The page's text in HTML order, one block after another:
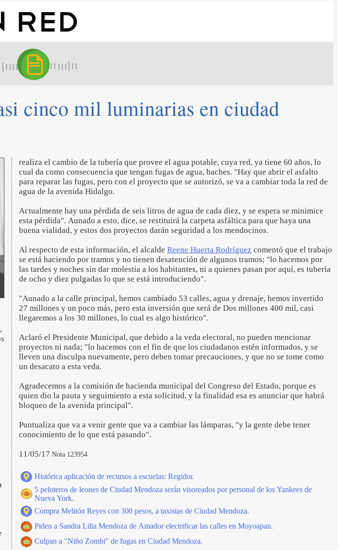
cinco mil luminarias en ciudad
realiza el cambio de la tubería que provee el agua potable, cuya red, ya tiene 60 años, lo
cual da como consecuencia que tengan fugas de agua, baches. "Hay que abrir el asfalto
para reparar las fugas, pero con el proyecto que se autorizó, se va a cambiar toda la red de
agua de la avenida Hidalgo.
Actualmente hay una pérdida de seis litros de agua de cada diez, y se espera se minimice
esta pérdida". Aunado a esto, dice, se restituirá la carpeta asfáltica para que haya una
buena vialidad, y estos dos proyectos darán seguridad a los mendocinos.
Al respecto de esta información, el alcalde Reene Huerta Rodríguez comentó que el trabajo
se está haciendo por tramos y no tienen desatención de algunos tramos; "lo hacemos por
las tardes y noches sin dar molestia a los habitantes, ni a quienes pasan por aquí, es tubería
de ocho y diez pulgadas lo que se está introduciendo".
"Aunado a la calle principal, hemos cambiado 53 calles, agua y drenaje, hemos invertido
27 millones y un poco más, pero esta inversión que será de Dos millones 400 mil, casi
llegaremos a los 30 millones, lo cual es algo histórico".
Aclaró el Presidente Municipal, que debido a la veda electoral, no pueden mencionar
proyectos ni nada; "lo hacemos con el fin de que los ciudadanos estén informados, y se
lleven una disculpa nuevamente, pero deben tomar precauciones, y que no se tome como
un desacato a esta veda.
Agradecemos a la comisión de hacienda municipal del Congreso del Estado, porque es
quien dio la pauta y seguimiento a esta solicitud, y la finalidad esa es anunciar que habrá
bloqueo de la avenida principal".
Puntualiza que va a venir gente que va a cambiar las lámparas, "y la gente debe tener
conocimiento de lo que está pasando".
11/05/17 Nota 123954
Histórica aplicación de recursos a escuelas: Regidor.
5 peloteros de leones de Ciudad Mendoza serán visoreados por personal de los Yankees de
Nueva York.
Compra Melitón Reyes con 300 pesos, a taxistas de Ciudad Mendoza.
Piden a Sandra Lilia Mendoza de Amador electrificar las calles en Moyoapan.
Culpan a "Niño Zombi" de fugas en Ciudad Mendoza.